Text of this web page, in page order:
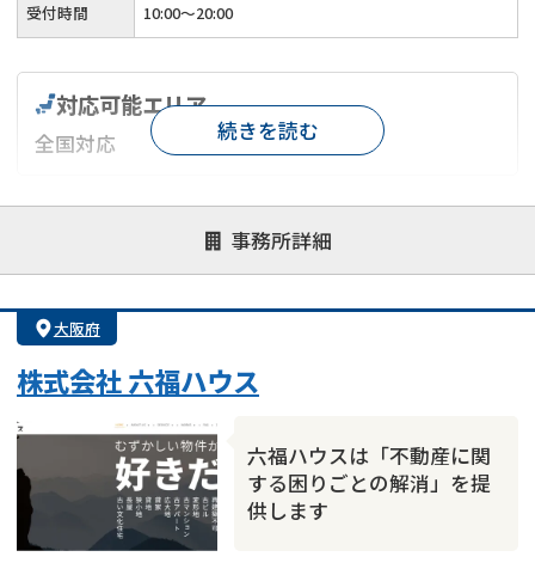
受付時間 10:00～20:00
事務所詳細
対応可能エリア
全国対応
対応が親身 オンライン面談可能
レスポンスが早い
1億円以上の買取可
続きを読む
大阪府
株式会社 六福ハウス
六福ハウスは「不動産に関
する困りごとの解消」を提
供します